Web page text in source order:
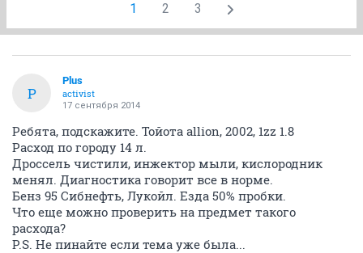
1 2 3
P
Plus
activist
17 сентября 2014
Ребята, подскажите. Тойота allion, 2002, 1zz 1.8
Расход по городу 14 л.
Дроссель чистили, инжектор мыли, кислородник
менял. Диагностика говорит все в норме.
Бенз 95 Сибнефть, Лукойл. Езда 50% пробки.
Что еще можно проверить на предмет такого
расхода?
P.S. Не пинайте если тема уже была...